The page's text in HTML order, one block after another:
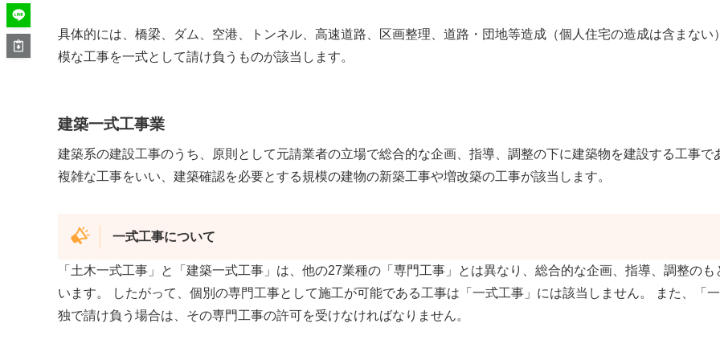
具体的には、橋梁、ダム、空港、トンネル、高速道路、区画整理、道路・団地等造成（個人住宅の造成は含まな
模な工事を一式として請け負うものが該当します。
建築一式工事業
建築系の建設工事のうち、原則として元請業者の立場で総合的な企画、指導、調整の下に建築物を建設する工事
複雑な工事をいい、建築確認を必要とする規模の建物の新築工事や増改築の工事が該当します。
一式工事について
「土木一式工事」と「建築一式工事」は、他の27業種の「専門工事」とは異なり、総合的な企画、指導、調整の
います。 したがって、個別の専門工事として施工が可能である工事は「一式工事」には該当しません。 また、「
独で請け負う場合は、その専門工事の許可を受けなければなりません。